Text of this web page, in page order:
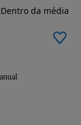
Dentro da média